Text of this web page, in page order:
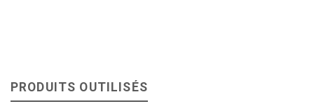
PRODUITS OUTILISÉS